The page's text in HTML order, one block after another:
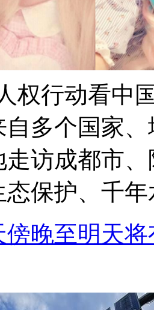
权行动看中
自多个国家
走访成都市
态保护、千
傍晚至明天